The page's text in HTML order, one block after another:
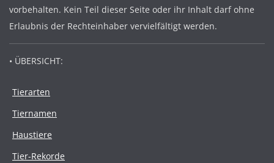
vorbehalten. Kein Teil dieser Seite oder ihr Inhalt darf ohne
Erlaubnis der Rechteinhaber vervielfältigt werden.
• ÜBERSICHT:
Tierarten
Tiernamen
Haustiere
Tier-Rekorde